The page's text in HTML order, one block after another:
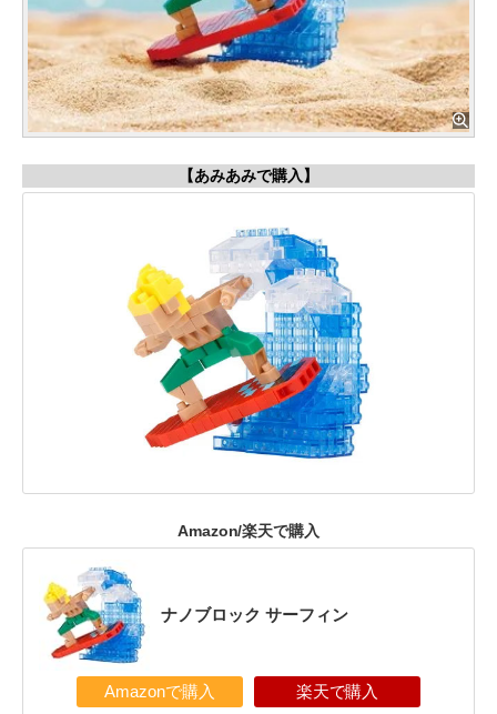
【あみあみで購入】
Amazon/楽天で購入
ナノブロック サーフィン
Amazonで購入 楽天で購入